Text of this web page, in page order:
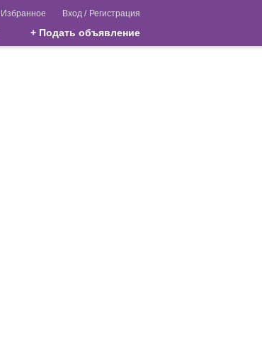
Избранное Вход / Регистрация
+ Подать объявление